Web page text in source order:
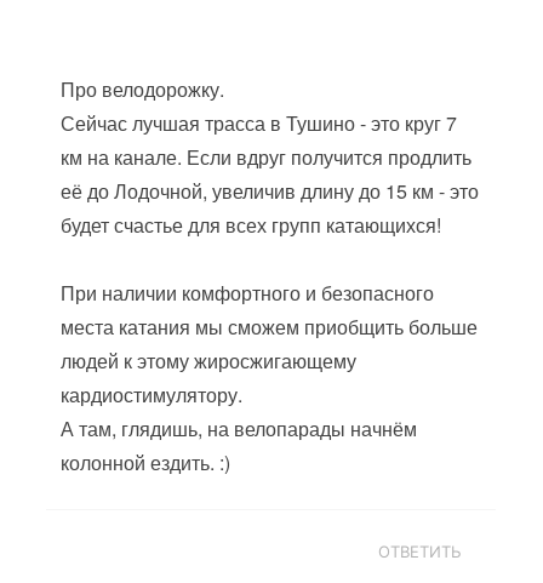
Про велодорожку.
Сейчас лучшая трасса в Тушино - это круг 7
км на канале. Если вдруг получится продлить
её до Лодочной, увеличив длину до 15 км - это
будет счастье для всех групп катающихся!
При наличии комфортного и безопасного
места катания мы сможем приобщить больше
людей к этому жиросжигающему
кардиостимулятору.
А там, глядишь, на велопарады начнём
колонной ездить. :)
ОТВЕТИТЬ